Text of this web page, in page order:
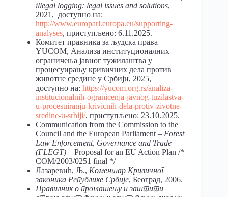
illegal logging: legal issues and solutions,
2021, доступно на:
http://www.europarl.europa.eu/supporting-
analyses, приступљено: 6.11.2025.
Комитет правника за људска права –
YUCOM, Анализа институционалних
ограничења јавног тужилаштва у
процесуирању кривичних дела против
животне средине у Србији, 2025,
доступно на: https://yucom.org.rs/analiza-
institucionalnih-ogranicenja-javnog-tuzilastva-
u-procesuiranju-krivicnih-dela-protiv-zivotne-
sredine-u-srbiji/, приступљено: 23.10.2025.
Communication from the Commission to the
Council and the European Parliament – Forest
Law Enforcement, Governance and Trade
(FLEGT) – Proposal for an EU Action Plan /*
COM/2003/0251 final */
Лазаревић, Љ., Коментар Кривичног
законика Републике Србије, Београд, 2006.
Правилник о проглашењу и заштити